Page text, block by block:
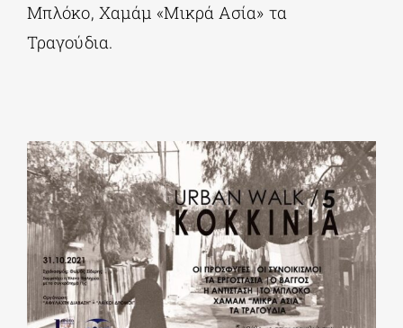
Μπλόκο, Χαμάμ «Μικρά Ασία» τα
Τραγούδια.